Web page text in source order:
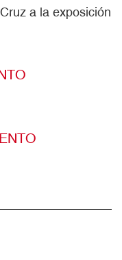
a la exposición